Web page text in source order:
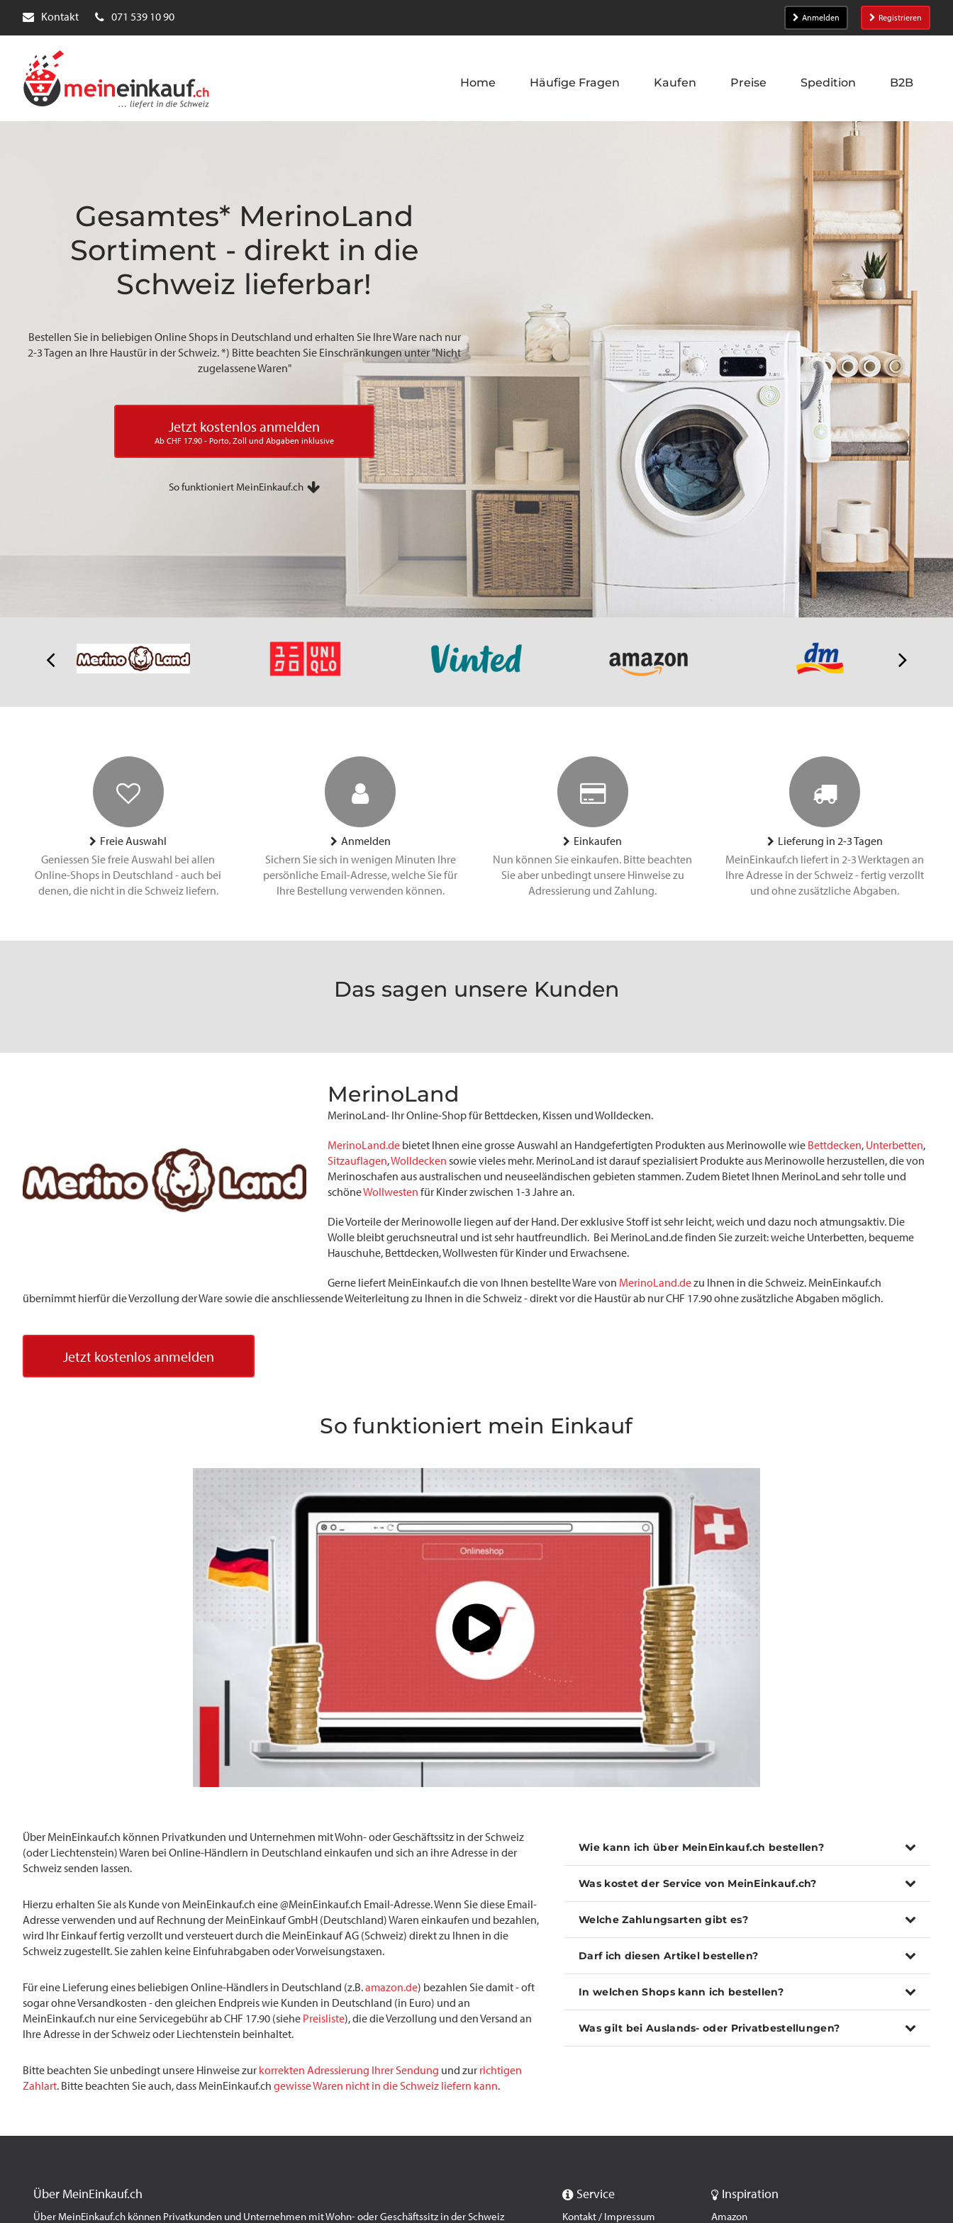
Kontakt 071 539 10 90 Anmelden Registrieren
Home Häufige Fragen Kaufen Preise Spedition B2B
Gesamtes* MerinoLand
Sortiment - direkt in die
Schweiz lieferbar!
Bestellen Sie in beliebigen Online Shops in Deutschland und erhalten Sie Ihre Ware nach nur
2-3 Tagen an Ihre Haustür in der Schweiz. *) Bitte beachten Sie Einschränkungen unter "Nicht
zugelassene Waren"
Jetzt kostenlos anmelden
Ab CHF 17.90 - Porto, Zoll und Abgaben inklusive
So funktioniert MeinEinkauf.ch
Freie Auswahl
Geniessen Sie freie Auswahl bei allen
Online-Shops in Deutschland - auch bei
denen, die nicht in die Schweiz liefern.
Anmelden
Sichern Sie sich in wenigen Minuten Ihre
persönliche Email-Adresse, welche Sie für
Ihre Bestellung verwenden können.
Einkaufen
Nun können Sie einkaufen. Bitte beachten
Sie aber unbedingt unsere Hinweise zu
Adressierung und Zahlung.
Lieferung in 2-3 Tagen
MeinEinkauf.ch liefert in 2-3 Werktagen an
Ihre Adresse in der Schweiz - fertig verzollt
und ohne zusätzliche Abgaben.
Das sagen unsere Kunden
MerinoLand
MerinoLand- Ihr Online-Shop für Bettdecken, Kissen und Wolldecken.
MerinoLand.de bietet Ihnen eine grosse Auswahl an Handgefertigten Produkten aus Merinowolle wie Bettdecken, Unterbetten,
Sitzauflagen,Wolldecken sowie vieles mehr. MerinoLand ist darauf spezialisiert Produkte aus Merinowolle herzustellen, die von
Merinoschafen aus australischen und neuseeländischen gebieten stammen. Zudem Bietet Ihnen MerinoLand sehr tolle und
schöneWollwesten für Kinder zwischen 1-3 Jahre an.
Die Vorteile der Merinowolle liegen auf der Hand. Der exklusive Stoff ist sehr leicht, weich und dazu noch atmungsaktiv. Die
Wolle bleibt geruchsneutral und ist sehr hautfreundlich. Bei MerinoLand.de finden Sie zurzeit: weiche Unterbetten, bequeme
Hauschuhe, Bettdecken, Wollwesten für Kinder und Erwachsene.
Gerne liefert MeinEinkauf.ch die von Ihnen bestellte Ware von MerinoLand.dezu Ihnen in die Schweiz. MeinEinkauf.ch
übernimmt hierfür die Verzollung der Ware sowie die anschliessende Weiterleitung zu Ihnen in die Schweiz - direkt vor die Haustür ab nur CHF 17.90 ohne zusätzliche Abgaben möglich.
Jetzt kostenlos anmelden
So funktioniert mein Einkauf
Über MeinEinkauf.ch können Privatkunden und Unternehmen mit Wohn- oder Geschäftssitz in der Schweiz
(oder Liechtenstein) Waren bei Online-Händlern in Deutschland einkaufen und sich an ihre Adresse in der
Schweiz senden lassen.
Hierzu erhalten Sie als Kunde von MeinEinkauf.ch eine @MeinEinkauf.ch Email-Adresse. Wenn Sie diese Email-
Adresse verwenden und auf Rechnung der MeinEinkauf GmbH (Deutschland) Waren einkaufen und bezahlen,
wird Ihr Einkauf fertig verzollt und versteuert durch die MeinEinkauf AG (Schweiz) direkt zu Ihnen in die
Schweiz zugestellt. Sie zahlen keine Einfuhrabgaben oder Vorweisungstaxen.
Für eine Lieferung eines beliebigen Online-Händlers in Deutschland (z.B.amazon.de) bezahlen Sie damit - oft
sogar ohne Versandkosten - den gleichen Endpreis wie Kunden in Deutschland (in Euro) und an
MeinEinkauf.ch nur eine Servicegebühr ab CHF 17.90 (siehe Preisliste), die die Verzollung und den Versand an
Ihre Adresse in der Schweiz oder Liechtenstein beinhaltet.
Bitte beachten Sie unbedingt unsere Hinweise zur korrekten Adressierung Ihrer Sendung und zur richtigen
Zahlart. Bitte beachten Sie auch, dass MeinEinkauf.ch gewisse Waren nicht in die Schweiz liefern kann.
Wie kann ich über MeinEinkauf.ch bestellen?
Was kostet der Service von MeinEinkauf.ch?
Welche Zahlungsarten gibt es?
Darf ich diesen Artikel bestellen?
In welchen Shops kann ich bestellen?
Was gilt bei Auslands- oder Privatbestellungen?
Über MeinEinkauf.ch
Über MeinEinkauf.ch können Privatkunden und Unternehmen mit Wohn- oder Geschäftssitz in der Schweiz
Service
Kontakt / Impressum
Inspiration
Amazon